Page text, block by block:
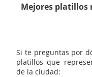
Mejores platillos
Si te preguntas por
platillos que
de la ciudad: